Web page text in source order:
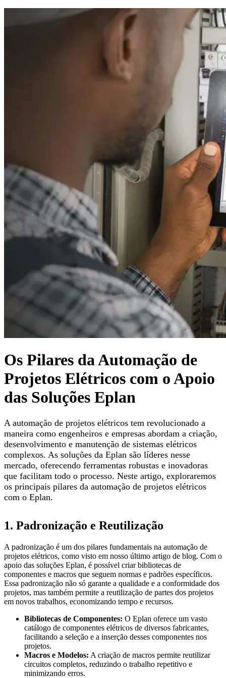
Os Pilares da Automação de
Projetos Elétricos com o Apoio
das Soluções Eplan
A automação de projetos elétricos tem revolucionado a
maneira como engenheiros e empresas abordam a criação,
desenvolvimento e manutenção de sistemas elétricos
complexos. As soluções da Eplan são líderes nesse
mercado, oferecendo ferramentas robustas e inovadoras
que facilitam todo o processo. Neste artigo, exploraremos
os principais pilares da automação de projetos elétricos
com o Eplan.
1. Padronização e Reutilização
A padronização é um dos pilares fundamentais na automação de
projetos elétricos, como visto em nosso último artigo de blog. Com o
apoio das soluções Eplan, é possível criar bibliotecas de
componentes e macros que seguem normas e padrões específicos.
Essa padronização não só garante a qualidade e a conformidade dos
projetos, mas também permite a reutilização de partes dos projetos
em novos trabalhos, economizando tempo e recursos.
Bibliotecas de Componentes: O Eplan oferece um vasto
catálogo de componentes elétricos de diversos fabricantes,
facilitando a seleção e a inserção desses componentes nos
projetos.
Macros e Modelos: A criação de macros permite reutilizar
circuitos completos, reduzindo o trabalho repetitivo e
minimizando erros.